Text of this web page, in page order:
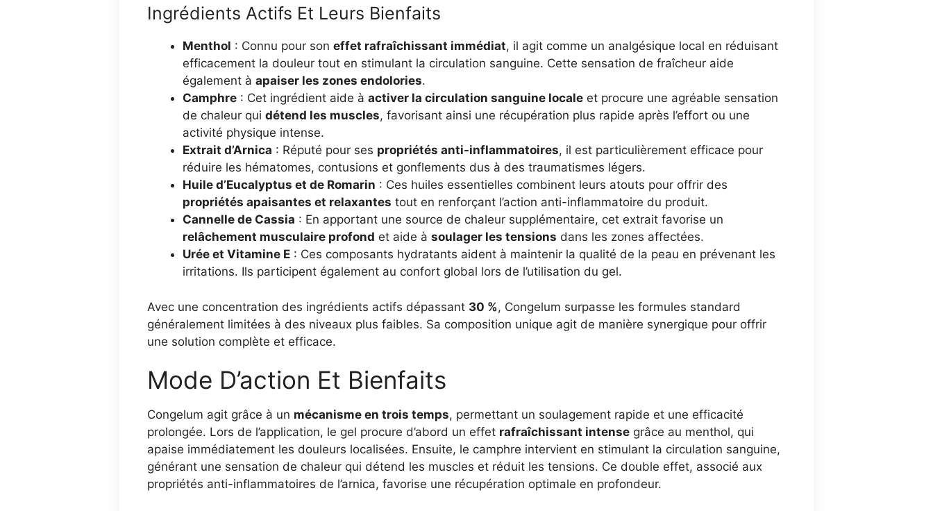
Ingrédients Actifs Et Leurs Bienfaits
Menthol : Connu pour son effet rafraîchissant immédiat, il agit comme un analgésique local en réduisant
efficacement la douleur tout en stimulant la circulation sanguine. Cette sensation de fraîcheur aide
également à apaiser les zones endolories.
Camphre : Cet ingrédient aide à activer la circulation sanguine locale et procure une agréable sensation
de chaleur qui détend les muscles, favorisant ainsi une récupération plus rapide après l’effort ou une
activité physique intense.
Extrait d’Arnica : Réputé pour ses propriétés anti-inflammatoires, il est particulièrement efficace pour
réduire les hématomes, contusions et gonflements dus à des traumatismes légers.
Huile d’Eucalyptus et de Romarin : Ces huiles essentielles combinent leurs atouts pour offrir des
propriétés apaisantes et relaxantes tout en renforçant l’action anti-inflammatoire du produit.
Cannelle de Cassia : En apportant une source de chaleur supplémentaire, cet extrait favorise un
relâchement musculaire profond et aide à soulager les tensions dans les zones affectées.
Urée et Vitamine E : Ces composants hydratants aident à maintenir la qualité de la peau en prévenant les
irritations. Ils participent également au confort global lors de l’utilisation du gel.
Avec une concentration des ingrédients actifs dépassant 30 %, Congelum surpasse les formules standard
généralement limitées à des niveaux plus faibles. Sa composition unique agit de manière synergique pour offrir
une solution complète et efficace.
Mode D’action Et Bienfaits
Congelum agit grâce à un mécanisme en trois temps, permettant un soulagement rapide et une efficacité
prolongée. Lors de l’application, le gel procure d’abord un effet rafraîchissant intense grâce au menthol, qui
apaise immédiatement les douleurs localisées. Ensuite, le camphre intervient en stimulant la circulation sanguine,
générant une sensation de chaleur qui détend les muscles et réduit les tensions. Ce double effet, associé aux
propriétés anti-inflammatoires de l’arnica, favorise une récupération optimale en profondeur.